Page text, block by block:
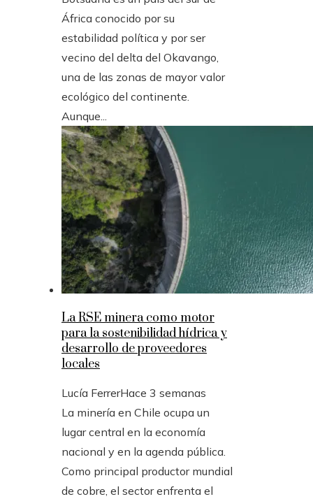
África conocido por su
estabilidad política y por ser
vecino del delta del Okavango,
una de las zonas de mayor valor
ecológico del continente.
Aunque...
La RSE minera como motor
para la sostenibilidad hídrica y
desarrollo de proveedores
locales
Lucía FerrerHace 3 semanas
La minería en Chile ocupa un
lugar central en la economía
nacional y en la agenda pública.
Como principal productor mundial
de cobre, el sector enfrenta el